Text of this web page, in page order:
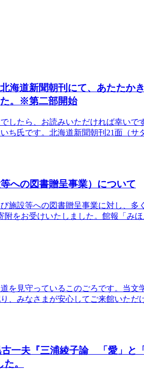
海道新聞朝刊にて、あたたか
。※第二部開始
したら、お読みいただければ幸いで
ち氏です。北海道新聞朝刊21面（サ
への図書贈呈事業）について
施設等への図書贈呈事業に対し、多
附をお受けいたしました。館報「み
を見守っているこのごろです。当文
、みなさまが安心してご来館いただ
一夫『三浦綾子論 「愛」と
。